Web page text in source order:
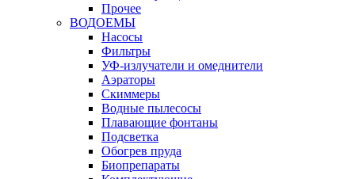
Прочее
ВОДОЕМЫ
Насосы
Фильтры
УФ-излучатели и омеднители
Аэраторы
Cкиммеры
Водные пылесосы
Плавающие фонтаны
Подсветка
Обогрев пруда
Биопрепараты